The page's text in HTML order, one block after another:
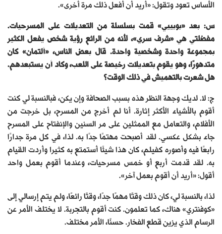
الأساس تعود وتقول: «أريد أن أفعل ذلك مرة أخرى».
س: بعد «بوبييي» قمت بسلسلة من التعديلات على المسرحيات.
مفضلتي هي «شرف سري»، لأنه من الرائع رؤية شخص يفعل الكثير
بمجموعة واحدة وشخصية واحدة. قال بعض الناس، «ألتمان» كان
متدهورًا، وهو يقوم بتعديلات رخيصة على اللعب، وكاد أن يستبعدهم.
هل شعرت بالتهميش في ذلك الوقت؟
ج: لا. لديك وجهة النظر هذه بسبب الصحافة وإن يكن، فبالنسبة لي كنت
أقوم بالأشياء الأكثر إثارة. أنا لم أخرج من المسرح، بل خرجت من
الأفلام، والتعامل مع الممثلين على مر السنين والإنفتاح على المسرح
جاء بشكل عكسي. لقد أصبحت مهتمًا جدًا به. لذا، في كل مرة جدارًا
رابعًا فيه وأصوره كفيلم، كان هذا شيئًا أستمتع به كثيرا وأردت القيام
به. لقد قدمت أربع أو خمس مسرحيات، وعندما أقوم بعمل واحد
أقول: «أريد أن أقوم بعمل آخر».
لذا، بالنسبة لي، كان ذلك وقتًا مهمًا جدًا، وقتًا رائعًا، ولم يتم إرسالي إلى
«كوفنتري» هناك، كما تعلمون. كنت أقوم بالتجربة. لا يختلف الأمر عن
الرسام الذي يزين قطع الفخار. حسنًا، الأمر مختلف.